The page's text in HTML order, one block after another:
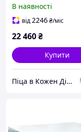
В наявності
від2246₴/міс
22 460₴
Купити
Піца в Кожен Дім!